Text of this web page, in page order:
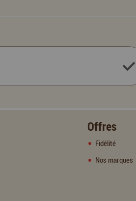
Offres
Fidélité
Nos marques